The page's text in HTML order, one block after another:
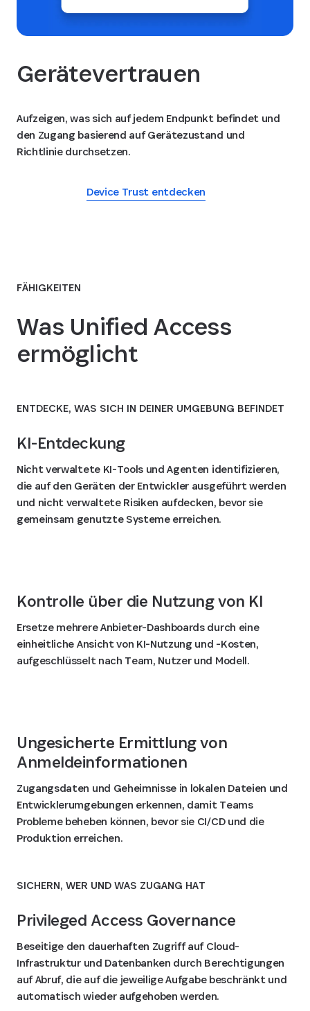
Gerätevertrauen
Aufzeigen, was sich auf jedem Endpunkt befindet und
den Zugang basierend auf Gerätezustand und
Richtlinie durchsetzen.
Device Trust entdecken
FÄHIGKEITEN
Was Unified Access
ermöglicht
ENTDECKE, WAS SICH IN DEINER UMGEBUNG BEFINDET
KI-Entdeckung
Nicht verwaltete KI-Tools und Agenten identifizieren,
die auf den Geräten der Entwickler ausgeführt werden
und nicht verwaltete Risiken aufdecken, bevor sie
gemeinsam genutzte Systeme erreichen.
Kontrolle über die Nutzung von KI
Ersetze mehrere Anbieter-Dashboards durch eine
einheitliche Ansicht von KI-Nutzung und -Kosten,
aufgeschlüsselt nach Team, Nutzer und Modell.
Ungesicherte Ermittlung von
Anmeldeinformationen
Zugangsdaten und Geheimnisse in lokalen Dateien und
Entwicklerumgebungen erkennen, damit Teams
Probleme beheben können, bevor sie CI/CD und die
Produktion erreichen.
SICHERN, WER UND WAS ZUGANG HAT
Privileged Access Governance
Beseitige den dauerhaften Zugriff auf Cloud-
Infrastruktur und Datenbanken durch Berechtigungen
auf Abruf, die auf die jeweilige Aufgabe beschränkt und
automatisch wieder aufgehoben werden.